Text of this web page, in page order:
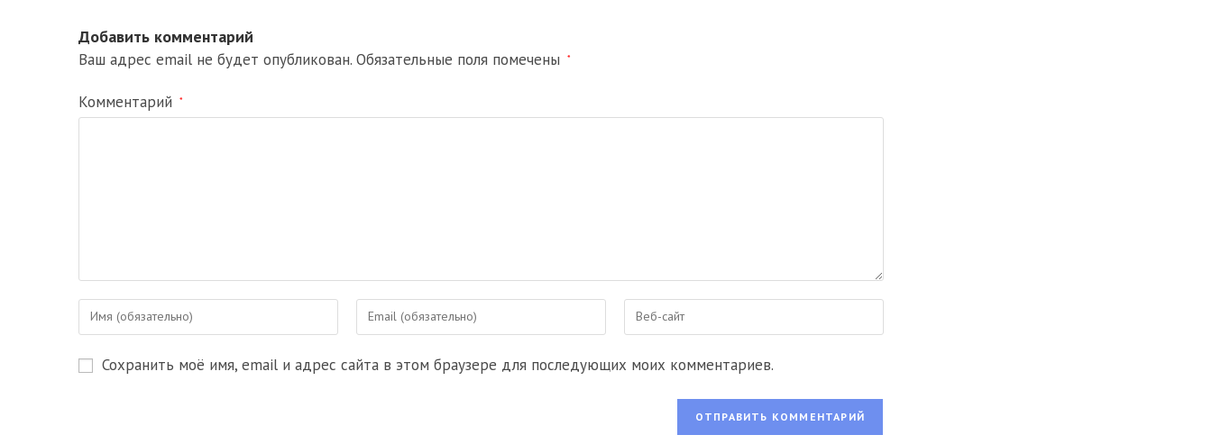
Добавить комментарий
Ваш адрес email не будет опубликован. Обязательные поля помечены *
Комментарий *
Введите
Введите
адрес,
Введите
веб-
Сохранить моё имя, email и адрес сайта в этом браузере для последующих моих комментариев.